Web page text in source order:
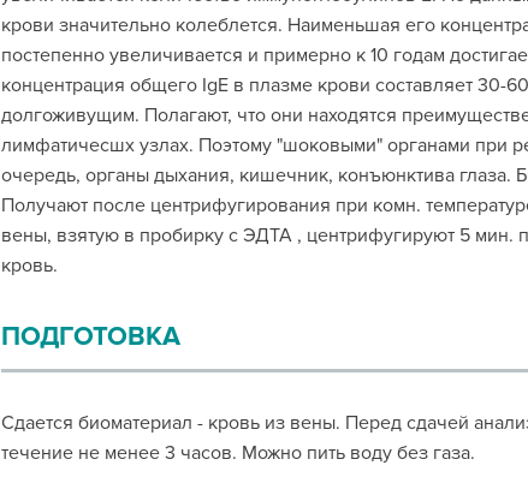
крови значительно колеблется. Наименьшая его
постепенно увеличивается и примерно к 10 годам
концентрация общего IgE в плазме крови составляет 30-
долгоживущим. Полагают, что они находятся
лимфатичесшх узлах. Поэтому "шоковыми" органами при
очередь, органы дыхания, кишечник, конъюнктива глаза.
Получают после центрифугирования при комн.
вены, взятую в пробирку с ЭДТА , центрифугируют 5 мин.
кровь.
ПОДГОТОВКА
Сдается биоматериал - кровь из вены. Перед сдачей
течение не менее 3 часов. Можно пить воду без газа.